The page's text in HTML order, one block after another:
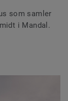
som samler
i Mandal.